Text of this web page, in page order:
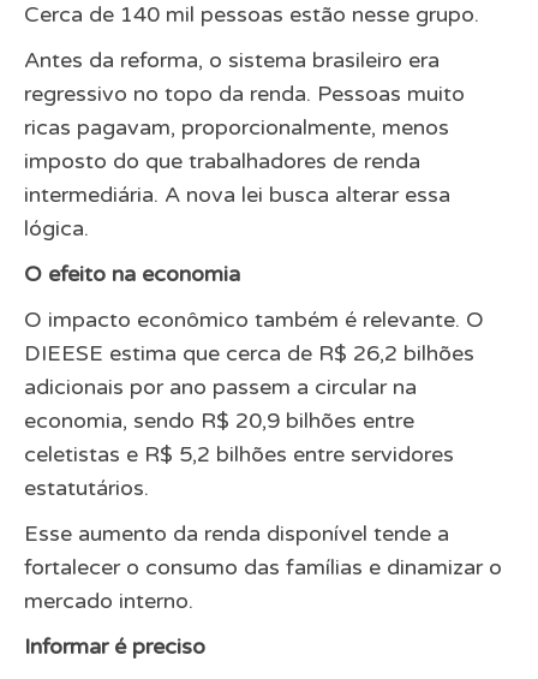
Cerca de 140 mil pessoas estão nesse grupo.
Antes da reforma, o sistema brasileiro era
regressivo no topo da renda. Pessoas muito
ricas pagavam, proporcionalmente, menos
imposto do que trabalhadores de renda
intermediária. A nova lei busca alterar essa
lógica.
O efeito na economia
O impacto econômico também é relevante. O
DIEESE estima que cerca de R$ 26,2 bilhões
adicionais por ano passem a circular na
economia, sendo R$ 20,9 bilhões entre
celetistas e R$ 5,2 bilhões entre servidores
estatutários.
Esse aumento da renda disponível tende a
fortalecer o consumo das famílias e dinamizar o
mercado interno.
Informar é preciso